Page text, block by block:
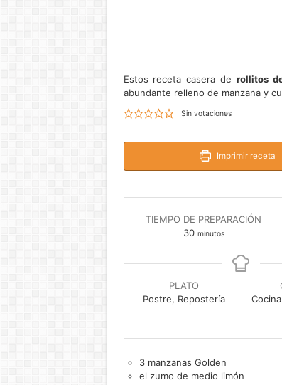
Estos receta casera de rollitos
abundante relleno de manzana y
Sin votaciones
Imprimir receta
TIEMPO DE PREPARACIÓN
30minutos
minutos
PLATO
Postre, Repostería
3 manzanas Golden
el zumo de medio limón